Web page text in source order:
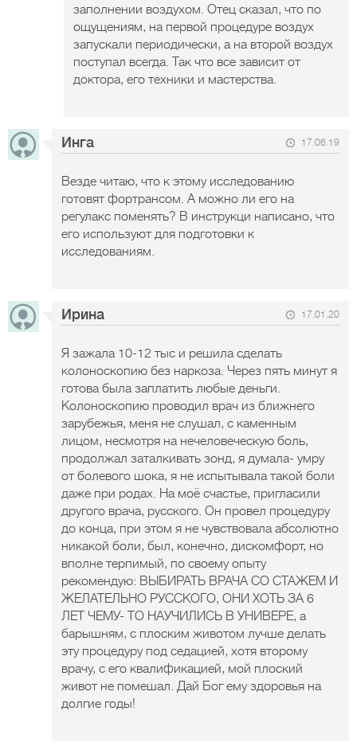
заполнении воздухом. Отец сказал, что по
ощущениям, на первой процедуре воздух
запускали периодически, а на второй воздух
поступал всегда. Так что все зависит от
доктора, его техники и мастерства.
Инга 17.06.19
Везде читаю, что к этому исследованию
готовят фортрансом. А можно ли его на
регулакс поменять? В инструкци написано, что
его используют для подготовки к
исследованиям.
Ирина 17.01.20
Я зажала 10-12 тыс и решила сделать
колоноскопию без наркоза. Через пять минут я
готова была заплатить любые деньги.
Колоноскопию проводил врач из ближнего
зарубежья, меня не слушал, с каменным
лицом, несмотря на нечеловеческую боль,
продолжал заталкивать зонд, я думала- умру
от болевого шока, я не испытывала такой боли
даже при родах. На моё счастье, пригласили
другого врача, русского. Он провел процедуру
до конца, при этом я не чувствовала абсолютно
никакой боли, был, конечно, дискомфорт, но
вполне терпимый, по своему опыту
рекомендую: ВЫБИРАТЬ ВРАЧА СО СТАЖЕМ И
ЖЕЛАТЕЛЬНО РУССКОГО, ОНИ ХОТЬ ЗА 6
ЛЕТ ЧЕМУ- ТО НАУЧИЛИСЬ В УНИВЕРЕ, а
барышням, с плоским животом лучше делать
эту процедуру под седацией, хотя второму
врачу, с его квалификацией, мой плоский
живот не помешал. Дай Бог ему здоровья на
долгие годы!